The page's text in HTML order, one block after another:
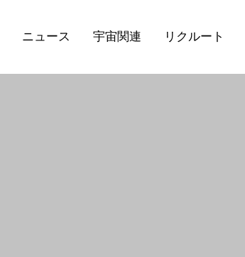
ニュース 宇宙関連 リクルート